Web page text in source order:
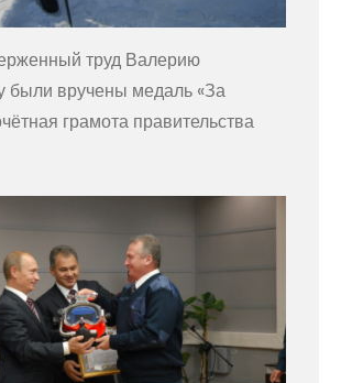
труд Валерию
были вручены медаль «За
грамота правительства